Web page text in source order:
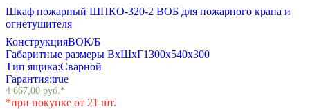
Шкаф пожарный ШПКО-320-2 ВОБ для пожарного крана и
огнетушителя
КонструкцияВОК/Б
Габаритные размеры ВхШхГ1300х540х300
Тип ящика:Сварной
Гарантия:true
4 667,00 руб. *
*при покупке от 21 шт.